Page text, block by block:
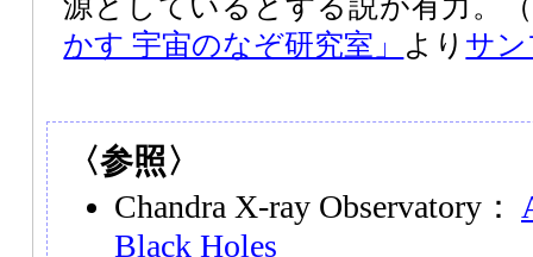
かす 宇宙のなぞ研究室」 より サ
〈参照〉
Chandra X-ray Observatory：
Black Holes